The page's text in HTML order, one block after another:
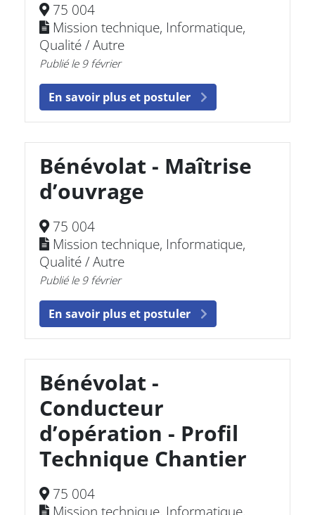
75 004
Mission technique, Informatique,
Qualité / Autre
Publié le 9 février
En savoir plus et postuler
Bénévolat - Maîtrise
d’ouvrage
75 004
Mission technique, Informatique,
Qualité / Autre
Publié le 9 février
En savoir plus et postuler
Bénévolat -
Conducteur
d’opération - Profil
Technique Chantier
75 004